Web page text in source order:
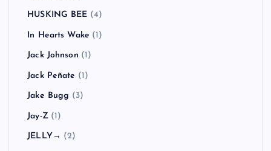
HUSKING BEE (4)
In Hearts Wake (1)
Jack Johnson (1)
Jack Peñate (1)
Jake Bugg (3)
Jay-Z(1)
JELLY→ (2)